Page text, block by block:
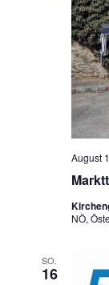
August
NÖ,
SO.
16